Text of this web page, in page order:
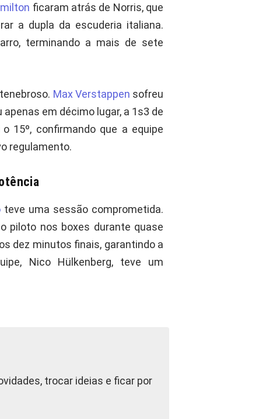
ficaram atrás de Norris, que
a dupla da escuderia italiana.
terminando a mais de sete
Max Verstappen sofreu
em décimo lugar, a 1s3 de
15º, confirmando que a equipe
regulamento.
teve uma sessão comprometida.
piloto nos boxes durante quase
dez minutos finais, garantindo a
Nico Hülkenberg, teve um
trocar ideias e ficar por